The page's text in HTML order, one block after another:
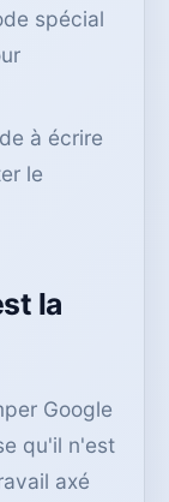
spécial
à écrire
le
la
Google
qu'il n'est
axé